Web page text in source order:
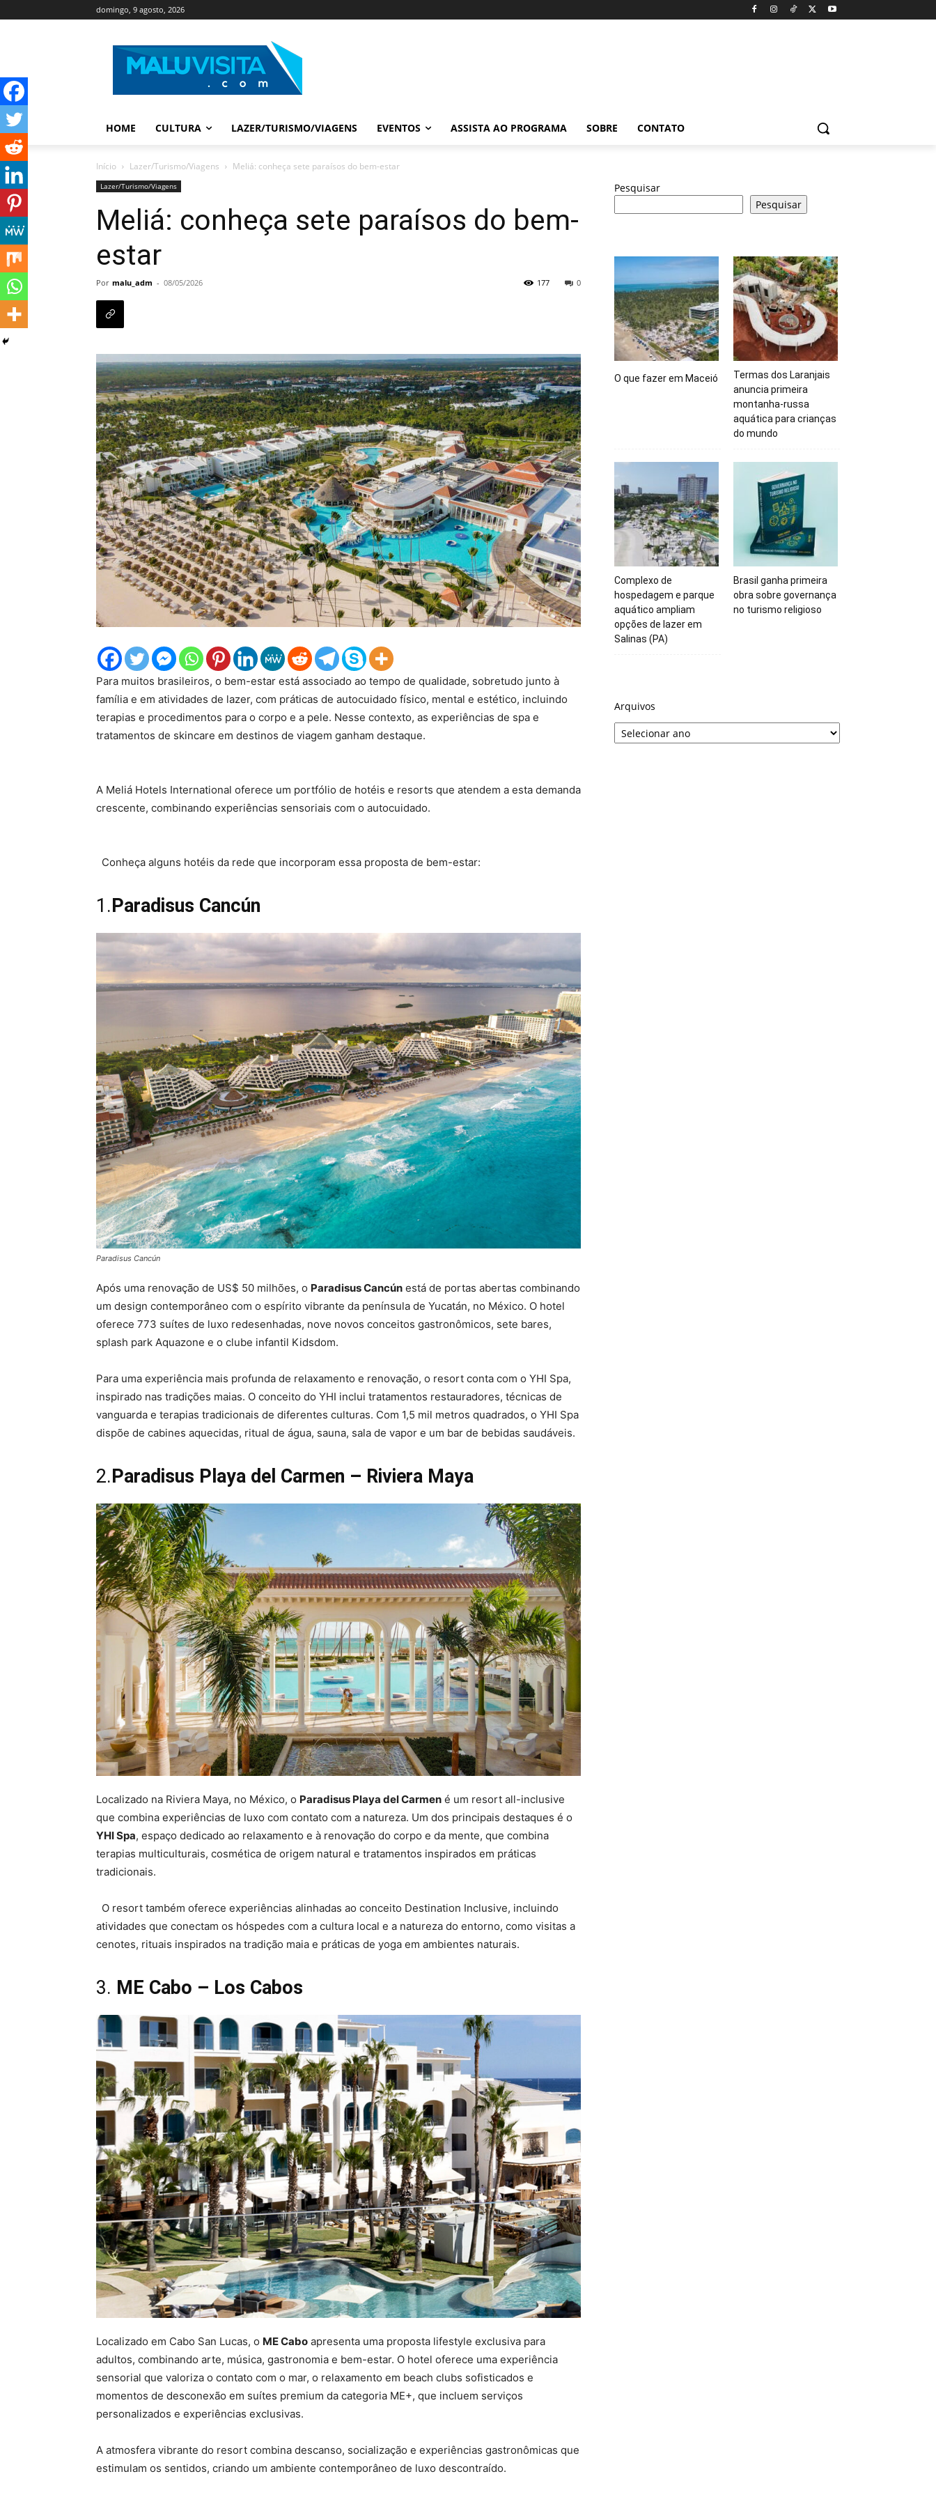
domingo, 9 agosto, 2026
HOME CULTURA LAZER/TURISMO/VIAGENS EVENTOS ASSISTA AO PROGRAMA SOBRE CONTATO
Início Lazer/Turismo/Viagens Meliá: conheça sete paraísos do bem-estar
Lazer/Turismo/Viagens
Meliá: conheça sete paraísos do bem-
estar
Por malu_adm - 08/05/2026 0
177
Para muitos brasileiros, o bem-estar está associado ao tempo de qualidade, sobretudo junto à
família e em atividades de lazer, com práticas de autocuidado físico, mental e estético, incluindo
terapias e procedimentos para o corpo e a pele. Nesse contexto, as experiências de spa e
tratamentos de skincare em destinos de viagem ganham destaque.
A Meliá Hotels International oferece um portfólio de hotéis e resorts que atendem a esta demanda
crescente, combinando experiências sensoriais com o autocuidado.
Conheça alguns hotéis da rede que incorporam essa proposta de bem-estar:
1.Paradisus Cancún
Paradisus Cancún
Após uma renovação de US$ 50 milhões, o Paradisus Cancún está de portas abertas combinando
um design contemporâneo com o espírito vibrante da península de Yucatán, no México. O hotel
oferece 773 suítes de luxo redesenhadas, nove novos conceitos gastronômicos, sete bares,
splash park Aquazone e o clube infantil Kidsdom.
Para uma experiência mais profunda de relaxamento e renovação, o resort conta com o YHI Spa,
inspirado nas tradições maias. O conceito do YHI inclui tratamentos restauradores, técnicas de
vanguarda e terapias tradicionais de diferentes culturas. Com 1,5 mil metros quadrados, o YHI Spa
dispõe de cabines aquecidas, ritual de água, sauna, sala de vapor e um bar de bebidas saudáveis.
2.Paradisus Playa del Carmen – Riviera Maya
Localizado na Riviera Maya, no México, o Paradisus Playa del Carmen é um resort all-inclusive
que combina experiências de luxo com contato com a natureza. Um dos principais destaques é o
YHI Spa, espaço dedicado ao relaxamento e à renovação do corpo e da mente, que combina
terapias multiculturais, cosmética de origem natural e tratamentos inspirados em práticas
tradicionais.
O resort também oferece experiências alinhadas ao conceito Destination Inclusive, incluindo
atividades que conectam os hóspedes com a cultura local e a natureza do entorno, como visitas a
cenotes, rituais inspirados na tradição maia e práticas de yoga em ambientes naturais.
3. ME Cabo – Los Cabos
Localizado em Cabo San Lucas, o ME Cabo apresenta uma proposta lifestyle exclusiva para
adultos, combinando arte, música, gastronomia e bem-estar. O hotel oferece uma experiência
sensorial que valoriza o contato com o mar, o relaxamento em beach clubs sofisticados e
momentos de desconexão em suítes premium da categoria ME+, que incluem serviços
personalizados e experiências exclusivas.
A atmosfera vibrante do resort combina descanso, socialização e experiências gastronômicas que
estimulam os sentidos, criando um ambiente contemporâneo de luxo descontraído.
Pesquisar
Pesquisar
O que fazer em Maceió
Termas dos Laranjais
anuncia primeira
montanha-russa
aquática para crianças
do mundo
Complexo de
hospedagem e parque
aquático ampliam
opções de lazer em
Salinas (PA)
Brasil ganha primeira
obra sobre governança
no turismo religioso
Arquivos